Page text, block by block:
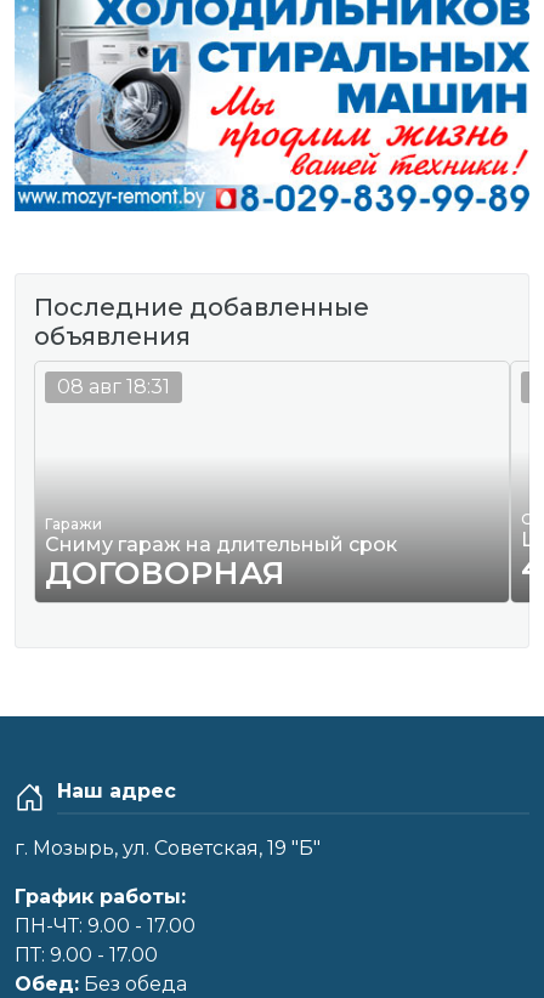
Последние добавленные
объявления
Гаражи
Сниму гараж на длительный срок
ДОГОВОРНАЯ
08 авг 18:31
Наш адрес
г. Мозырь, ул. Советская, 19 "Б"
График работы:
ПН-ЧТ: 9.00 - 17.00
ПТ: 9.00 - 17.00
Обед: Без обеда